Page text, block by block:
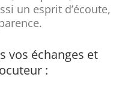
un esprit d’écoute,
vos échanges et
: